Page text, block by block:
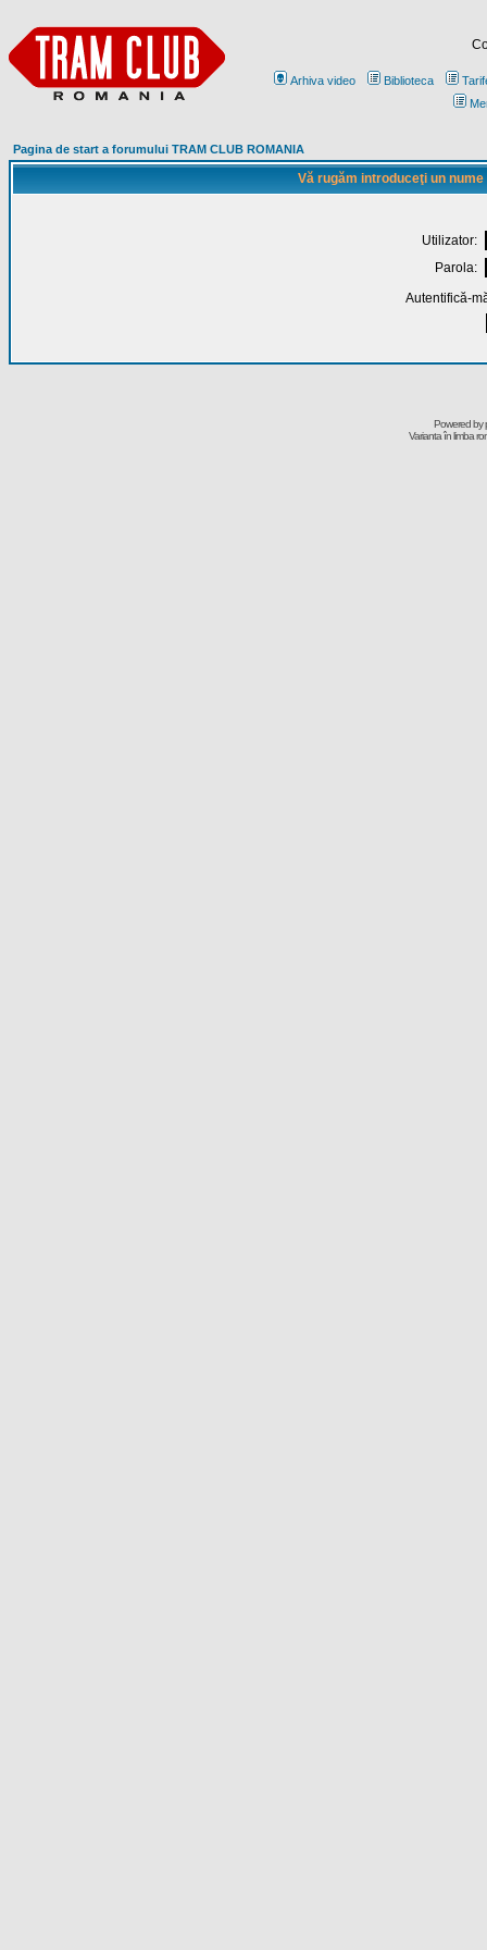
Arhiva video Biblioteca
Pagina de start a forumului TRAM CLUB ROMANIA
Vă rugăm introduceţi un
Utilizator:
Parola:
Autentifică-
Powered by
Varianta în limba